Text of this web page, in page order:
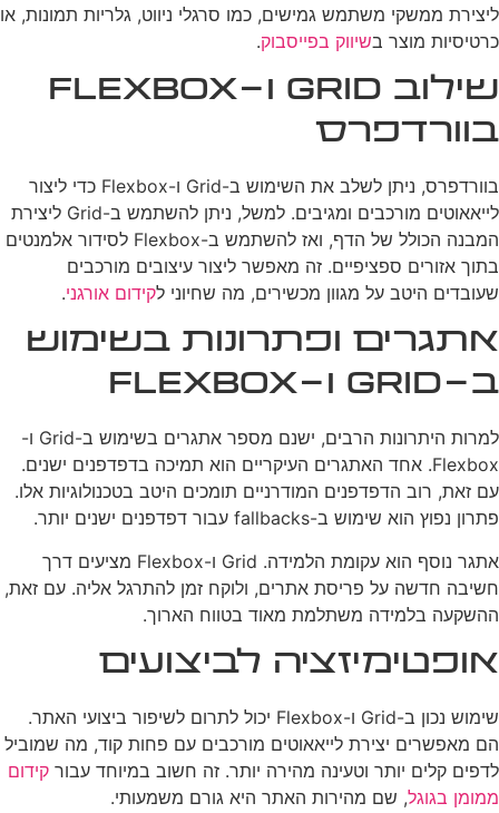
ליצירת ממשקי משתמש גמישים, כמו סרגלי ניווט, גלריות תמונות, או
כרטיסיות מוצר בשיווק בפייסבוק.
שילוב Grid ו-Flexbox
בוורדפרס
בוורדפרס, ניתן לשלב את השימוש ב-Grid ו-Flexbox כדי ליצור
לייאאוטים מורכבים ומגיבים. למשל, ניתן להשתמש ב-Grid ליצירת
המבנה הכולל של הדף, ואז להשתמש ב-Flexbox לסידור אלמנטים
בתוך אזורים ספציפיים. זה מאפשר ליצור עיצובים מורכבים
שעובדים היטב על מגוון מכשירים, מה שחיוני לקידום אורגני.
אתגרים ופתרונות בשימוש
ב-Grid ו-Flexbox
למרות היתרונות הרבים, ישנם מספר אתגרים בשימוש ב-Grid ו-
Flexbox. אחד האתגרים העיקריים הוא תמיכה בדפדפנים ישנים.
עם זאת, רוב הדפדפנים המודרניים תומכים היטב בטכנולוגיות אלו.
פתרון נפוץ הוא שימוש ב-fallbacks עבור דפדפנים ישנים יותר.
אתגר נוסף הוא עקומת הלמידה. Grid ו-Flexbox מציעים דרך
חשיבה חדשה על פריסת אתרים, ולוקח זמן להתרגל אליה. עם זאת,
ההשקעה בלמידה משתלמת מאוד בטווח הארוך.
אופטימיזציה לביצועים
שימוש נכון ב-Grid ו-Flexbox יכול לתרום לשיפור ביצועי האתר.
הם מאפשרים יצירת לייאאוטים מורכבים עם פחות קוד, מה שמוביל
לדפים קלים יותר וטעינה מהירה יותר. זה חשוב במיוחד עבור קידום
ממומן בגוגל, שם מהירות האתר היא גורם משמעותי.